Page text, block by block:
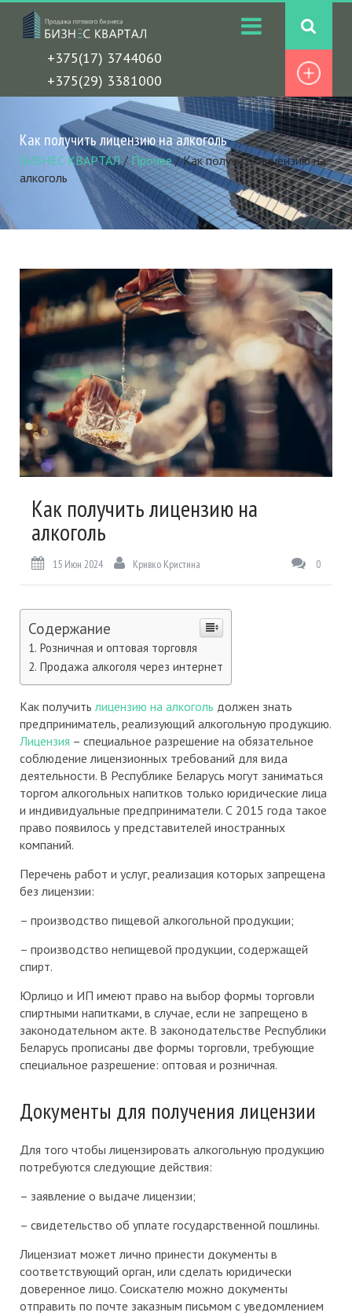
+375(17) 3744060
+375(29) 3381000
Как получить лицензию на алкоголь
БИЗНЕС КВАРТАЛ/Прочее/Как получить лицензию на
алкоголь
Как получить лицензию на
алкоголь
15 Июн 2024 Кривко Кристина 0
Содержание
Розничная и оптовая торговля
Продажа алкоголя через интернет
Как получитьлицензию на алкоголь должен знать
предприниматель, реализующий алкогольную продукцию.
Лицензия – специальное разрешение на обязательное
соблюдение лицензионных требований для вида
деятельности. В Республике Беларусь могут заниматься
торгом алкогольных напитков только юридические лица
и индивидуальные предприниматели. С 2015 года такое
право появилось у представителей иностранных
компаний.
Перечень работ и услуг, реализация которых запрещена
без лицензии:
– производство пищевой алкогольной продукции;
– производство непищевой продукции, содержащей
спирт.
Юрлицо и ИП имеют право на выбор формы торговли
спиртными напитками, в случае, если не запрещено в
законодательном акте. В законодательстве Республики
Беларусь прописаны две формы торговли, требующие
специальное разрешение: оптовая и розничная.
Документы для получения лицензии
Для того чтобы лицензировать алкогольную продукцию
потребуются следующие действия:
– заявление о выдаче лицензии;
– свидетельство об уплате государственной пошлины.
Лицензиат может лично принести документы в
соответствующий орган, или сделать юридически
доверенное лицо. Соискателю можно документы
отправить по почте заказным письмом с уведомлением